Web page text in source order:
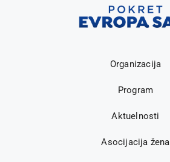
Organizacija
Program
Aktuelnosti
Asocijacija žena